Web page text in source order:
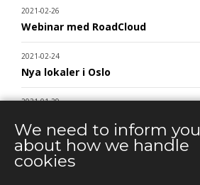
2021-02-26
Webinar med RoadCloud
2021-02-24
Nya lokaler i Oslo
2021-01-29
2021-01-11
Triona expanderar i Göteborg
We need to inform you
about how we handle
cookies